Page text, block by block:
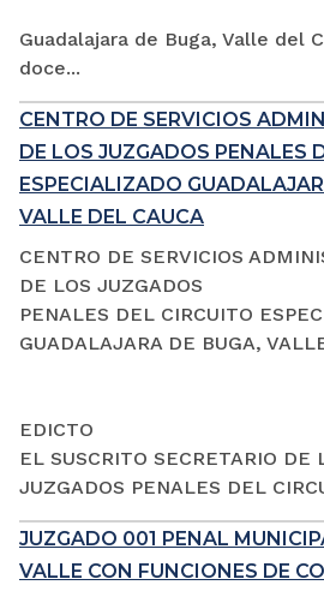
Guadalajara de Buga, Valle del
doce...
CENTRO DE SERVICIOS
DE LOS JUZGADOS PENALES
ESPECIALIZADO
VALLE DEL CAUCA
CENTRO DE SERVICIOS
DE LOS JUZGADOS
PENALES DEL CIRCUITO
GUADALAJARA DE BUGA,
EDICTO
EL SUSCRITO SECRETARIO DE
JUZGADOS PENALES DEL
JUZGADO 001 PENAL
VALLE CON FUNCIONES DE